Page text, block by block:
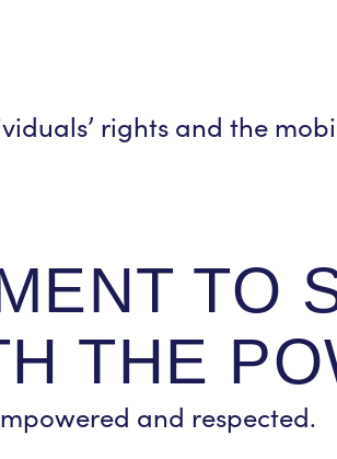
rights and the
TO
THE
and respected.